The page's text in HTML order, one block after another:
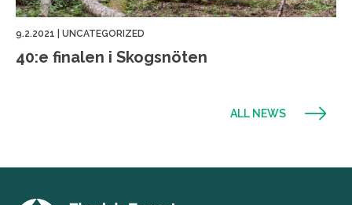
9.2.2021 UNCATEGORIZED
40:e finalen i Skogsnöten
ALL NEWS